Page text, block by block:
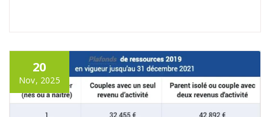
20
Nov, 2025